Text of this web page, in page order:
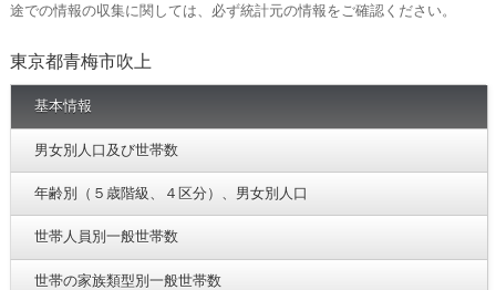
途での情報の収集に関しては、必ず統計元の情報をご確認ください。
東京都青梅市吹上
基本情報
男女別人口及び世帯数
年齢別（５歳階級、４区分）、男女別人口
世帯人員別一般世帯数
世帯の家族類型別一般世帯数